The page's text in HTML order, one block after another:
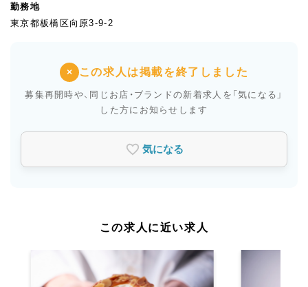
勤務地
東京都板橋区向原3-9-2
× この求人は掲載を終了しました
募集再開時や、同じお店・ブランドの新着求人を 「気になる」
した方にお知らせします
気になる
この求人に近い求人